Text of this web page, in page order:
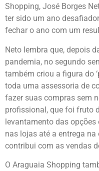
Shopping, José Borges
ter sido um ano
fechar o ano com um
Neto lembra que, depois
pandemia, no segundo
também criou a figura do
toda uma assessoria de
fazer suas compras sem
profissional, que foi fruto
levantamento das
nas lojas até a entrega
contribui com as vendas
O Araguaia Shopping